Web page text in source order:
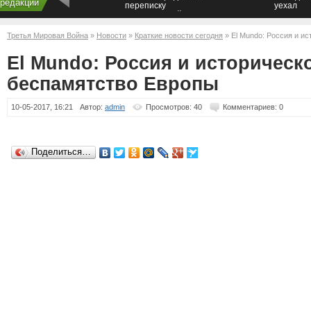
редакции
переписку
Новороссия
уехал
Третья Мировая Война » Новости » Краткие новости сегодня » El Mundo: Россия и
El Mundo: Россия и
беспамятство Европы
10-05-2017, 16:21 Автор: admin Просмотров: 40 Комментариев: 0
Поделиться…